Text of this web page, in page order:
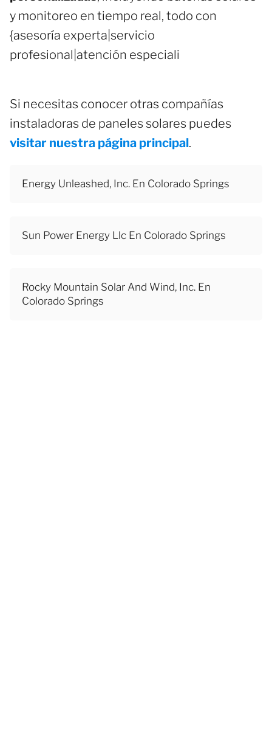
y monitoreo en tiempo real, todo con
{asesoría experta|servicio
profesional|atención especiali
Si necesitas conocer otras compañías
instaladoras de paneles solares puedes
visitar nuestra página principal.
Energy Unleashed, Inc. En Colorado Springs
Sun Power Energy Llc En Colorado Springs
Rocky Mountain Solar And Wind, Inc. En
Colorado Springs